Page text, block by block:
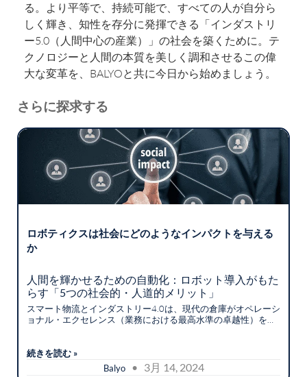
る。より平等で、持続可能で、すべての人が自分ら
しく輝き、知性を存分に発揮できる「インダストリ
ー5.0（人間中心の産業）」の社会を築くために。テ
クノロジーと人間の本質を美しく調和させるこの偉
大な変革を、BALYOと共に今日から始めましょう。
さらに探求する
ロボティクスは社会にどのようなインパクトを与える
か
人間を輝かせるための自動化：ロボット導入がもた
らす「5つの社会的・人道的メリット」
スマート物流とインダストリー4.0は、現代の倉庫がオペレーシ
ョナル・エクセレンス（業務における最高水準の卓越性）を達
と密接に結びついており、企業の競争力を左右する最大のドラ
続きを読む »
Balyo• 3月 14, 2024